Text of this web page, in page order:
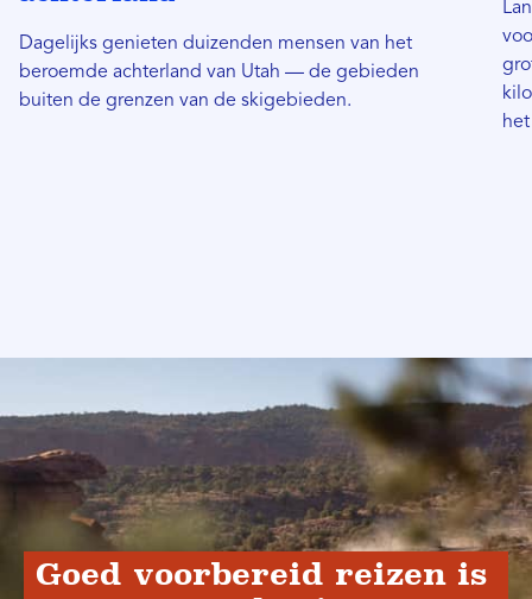
Dagelijks genieten duizenden mensen van het
beroemde achterland van Utah — de gebieden
buiten de grenzen van de skigebieden.
Goed voorbereid reizen is